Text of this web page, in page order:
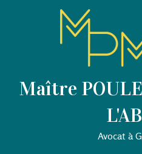
Maître
Avocat à